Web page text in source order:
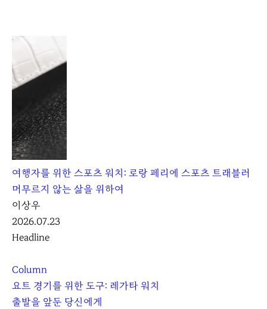
여행자를 위한 스포츠 워치: 로랑 페리에 스포츠 트래블러
머무르지 않는 삶을 위하여
이상우
2026.07.23
Headline
Column
요트 경기를 위한 도구: 레가타 워치
출발을 앞둔 당신에게